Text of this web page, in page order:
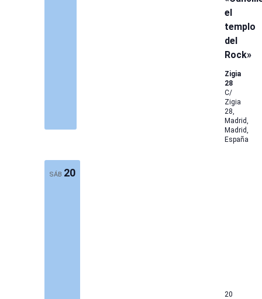
el
templo
del
Rock»
Zigia
28
C/
Zigia
28,
Madrid,
Madrid,
España
SÁB 20
20